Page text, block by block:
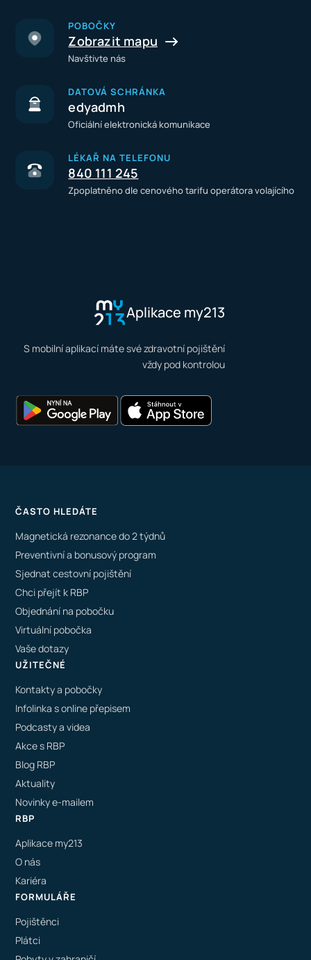
POBOČKY
Zobrazit mapu
Navštivte nás
DATOVÁ SCHRÁNKA
edyadmh
Oficiální elektronická komunikace
LÉKAŘ NA TELEFONU
840 111 245
Zpoplatněno dle cenového tarifu operátora volajícího
Aplikace my213
S mobilní aplikací máte své zdravotní pojištění
vždy pod kontrolou
ČASTO HLEDÁTE
Magnetická rezonance do 2 týdnů
Preventivní a bonusový program
Sjednat cestovní pojištění
Chci přejít k RBP
Objednání na pobočku
Virtuální pobočka
Vaše dotazy
UŽITEČNÉ
Kontakty a pobočky
Infolinka s online přepisem
Podcasty a videa
Akce s RBP
Blog RBP
Aktuality
Novinky e-mailem
RBP
Aplikace my213
O nás
Kariéra
FORMULÁŘE
Pojištěnci
Plátci